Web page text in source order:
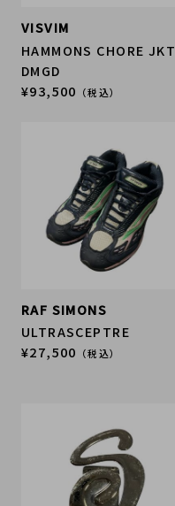
VISVIM
HAMMONS CHORE JKT
DMGD
¥93,500 （税込）
RAF SIMONS
ULTRASCEPTRE
¥27,500 （税込）